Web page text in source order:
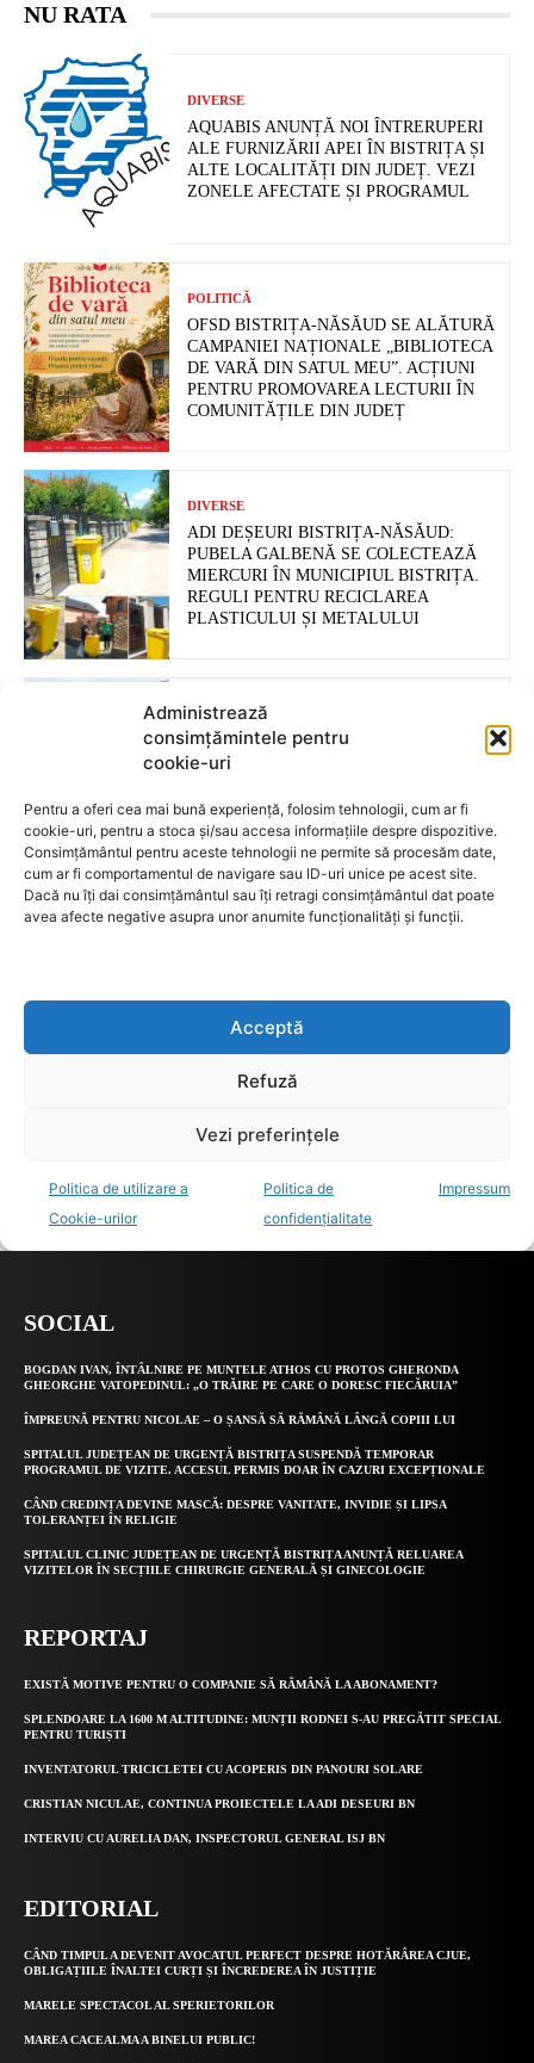
SOCIAL
BOGDAN IVAN, ÎNTÂLNIRE PE MUNTELE ATHOS CU PROTOS GHERONDA
GHEORGHE VATOPEDINUL: „O TRĂIRE PE CARE O DORESC FIECĂRUIA”
ÎMPREUNĂ PENTRU NICOLAE – O ȘANSĂ SĂ RĂMÂNĂ LÂNGĂ COPIII LUI
SPITALUL JUDEȚEAN DE URGENȚĂ BISTRIȚA SUSPENDĂ TEMPORAR
PROGRAMUL DE VIZITE. ACCESUL PERMIS DOAR ÎN CAZURI EXCEPȚIONALE
CÂND CREDINȚA DEVINE MASCĂ: DESPRE VANITATE, INVIDIE ȘI LIPSA
TOLERANȚEI ÎN RELIGIE
SPITALUL CLINIC JUDEȚEAN DE URGENȚĂ BISTRIȚA ANUNȚĂ RELUAREA
VIZITELOR ÎN SECȚIILE CHIRURGIE GENERALĂ ȘI GINECOLOGIE
REPORTAJ
EXISTĂ MOTIVE PENTRU O COMPANIE SĂ RĂMÂNĂ LA ABONAMENT?
SPLENDOARE LA 1600 M ALTITUDINE: MUNȚII RODNEI S-AU PREGĂTIT SPECIAL
PENTRU TURIȘTI
INVENTATORUL TRICICLETEI CU ACOPERIS DIN PANOURI SOLARE
CRISTIAN NICULAE, CONTINUA PROIECTELE LA ADI DESEURI BN
INTERVIU CU AURELIA DAN, INSPECTORUL GENERAL ISJ BN
EDITORIAL
CÂND TIMPUL A DEVENIT AVOCATUL PERFECT DESPRE HOTĂRÂREA CJUE,
OBLIGAȚIILE ÎNALTEI CURȚI ȘI ÎNCREDEREA ÎN JUSTIȚIE
MARELE SPECTACOL AL SPERIETORILOR
MAREA CACEALMA A BINELUI PUBLIC!